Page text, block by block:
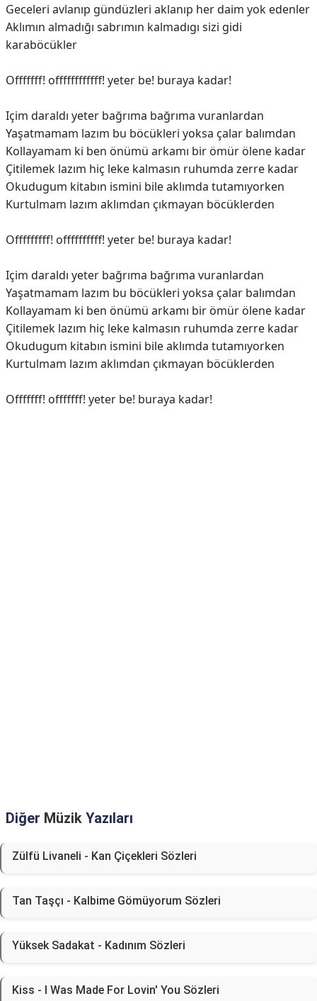
Geceleri avlanıp gündüzleri aklanıp her daim yok edenler
Aklımın almadığı sabrımın kalmadıgı sizi gidi
karaböcükler
Offfffff! offffffffffff! yeter be! buraya kadar!
Içim daraldı yeter bağrıma bağrıma vuranlardan
Yaşatmamam lazım bu böcükleri yoksa çalar balımdan
Kollayamam ki ben önümü arkamı bir ömür ölene kadar
Çitilemek lazım hiç leke kalmasın ruhumda zerre kadar
Okudugum kitabın ismini bile aklımda tutamıyorken
Kurtulmam lazım aklımdan çıkmayan böcüklerden
Offfffffff! offffffffff! yeter be! buraya kadar!
Içim daraldı yeter bağrıma bağrıma vuranlardan
Yaşatmamam lazım bu böcükleri yoksa çalar balımdan
Kollayamam ki ben önümü arkamı bir ömür ölene kadar
Çitilemek lazım hiç leke kalmasın ruhumda zerre kadar
Okudugum kitabın ismini bile aklımda tutamıyorken
Kurtulmam lazım aklımdan çıkmayan böcüklerden
Offfffff! offfffff! yeter be! buraya kadar!
Diğer Müzik Yazıları
Zülfü Livaneli - Kan Çiçekleri Sözleri
Tan Taşçı - Kalbime Gömüyorum Sözleri
Yüksek Sadakat - Kadınım Sözleri
Kiss - I Was Made For Lovin' You Sözleri